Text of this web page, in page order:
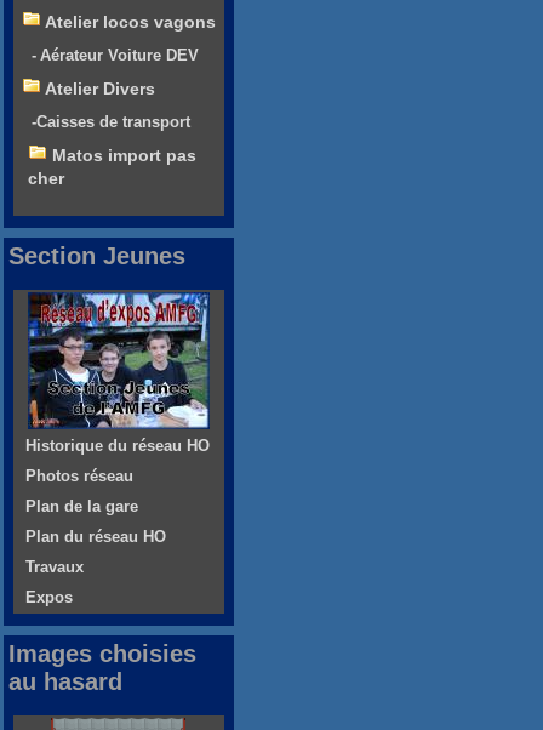
Atelier locos vagons
- Aérateur Voiture DEV
Atelier Divers
-Caisses de transport
Matos import pas
cher
Section Jeunes
Historique du réseau HO
Photos réseau
Plan de la gare
Plan du réseau HO
Travaux
Expos
Images choisies
au hasard